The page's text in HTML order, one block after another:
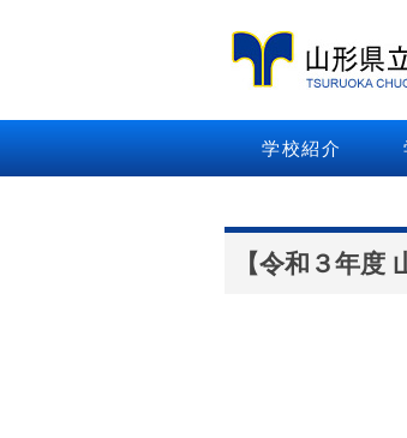
学校紹介
【令和３年度